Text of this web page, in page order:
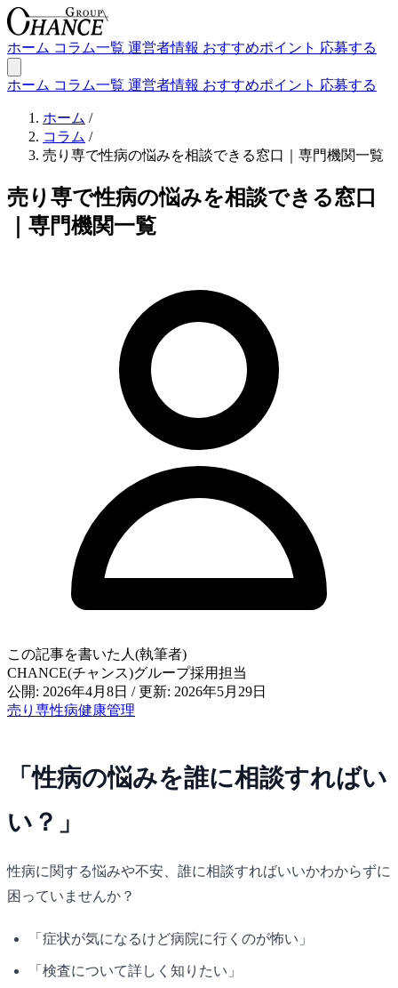
ホーム コラム一覧 運営者情報 おすすめポイント 応募する
ホーム コラム一覧 運営者情報 おすすめポイント 応募する
ホーム /
コラム /
売り専で性病の悩みを相談できる窓口｜専門機関一覧
売り専で性病の悩みを相談できる窓口
｜専門機関一覧
この記事を書いた人(執筆者)
CHANCE(チャンス)グループ採用担当
公開: 2026年4月8日 / 更新: 2026年5月29日
売り専性病健康管理
「性病の悩みを誰に相談すればい
い？」
性病に関する悩みや不安、誰に相談すればいいかわからずに
困っていませんか？
「症状が気になるけど病院に行くのが怖い」
「検査について詳しく知りたい」